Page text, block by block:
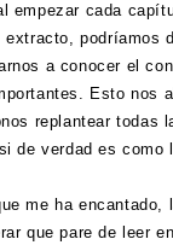
empezar cada
extracto, podríamos
a conocer el
Esto nos
replantear todas
de verdad es como
me ha encantado,
que pare de leer